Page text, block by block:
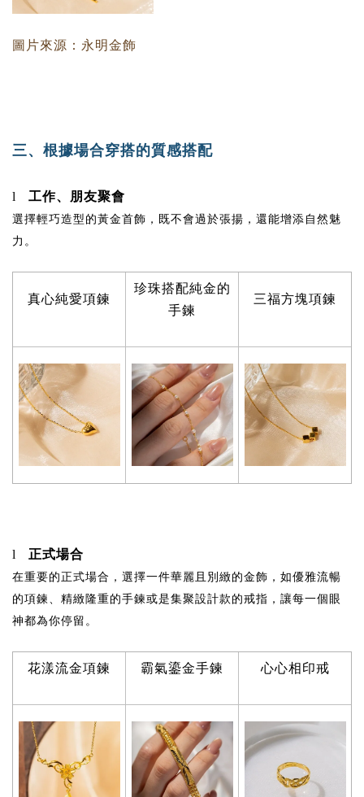
圖片來源：永明金飾
三、 根據場合穿搭的質感搭配
l 工作、朋友聚會
選擇輕巧造型的黃金首飾，既不會過於張揚，還能增添自然魅
力。
真心純愛項鍊
珍珠搭配純金的
手鍊
三福方塊項鍊
l 正式場合
在重要的正式場合，選擇一件華麗且別緻的金飾，如優雅流暢
的項鍊、精緻隆重的手鍊或是集聚設計款的戒指，讓每一個眼
神都為你停留。
花漾流金項鍊 霸氣鎏金手鍊 心心相印戒